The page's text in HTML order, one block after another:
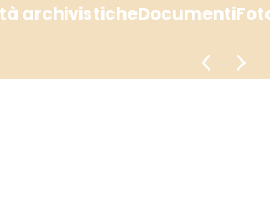
archivisticheDocumenti
scorri a